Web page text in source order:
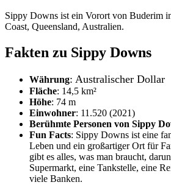
Sippy Downs ist ein Vorort von Buderim
Coast, Queensland, Australien.
Fakten zu Sippy Downs
Währung: Australischer Dollar
Fläche: 14,5 km²
Höhe: 74 m
Einwohner: 11.520 (2021)
Berühmte Personen von Sippy
Fun Facts: Sippy Downs ist eine
Leben und ein großartiger Ort für
gibt es alles, was man braucht,
Supermarkt, eine Tankstelle, eine
viele Banken.